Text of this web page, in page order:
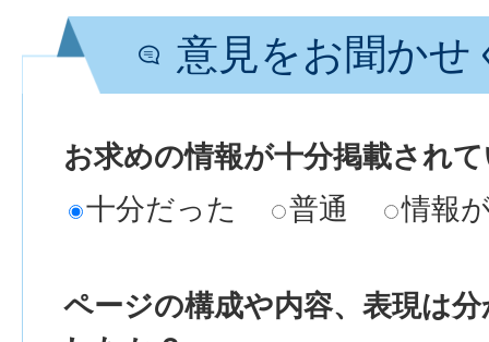
意見をお聞かせ
お求めの情報が十分掲載され
十分だった
普通 情報
ページの構成や内容、表現は